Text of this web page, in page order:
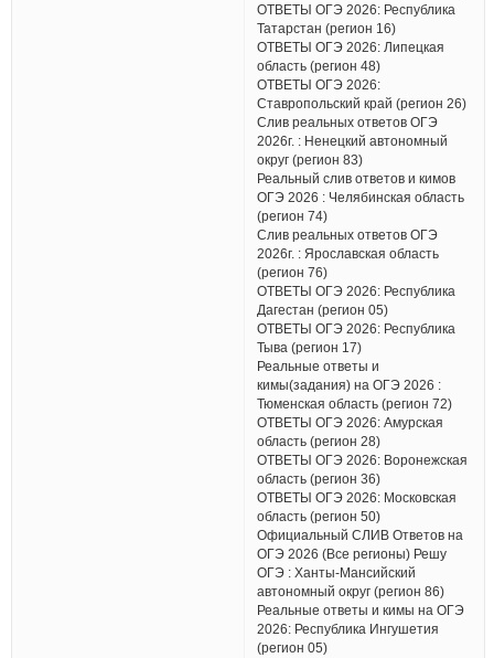
ОТВЕТЫ ОГЭ 2026: Республика
Татарстан (регион 16)
ОТВЕТЫ ОГЭ 2026: Липецкая
область (регион 48)
ОТВЕТЫ ОГЭ 2026:
Ставропольский край (регион 26)
Слив реальных ответов ОГЭ
2026г. : Ненецкий автономный
округ (регион 83)
Реальный слив ответов и кимов
ОГЭ 2026 : Челябинская область
(регион 74)
Слив реальных ответов ОГЭ
2026г. : Ярославская область
(регион 76)
ОТВЕТЫ ОГЭ 2026: Республика
Дагестан (регион 05)
ОТВЕТЫ ОГЭ 2026: Республика
Тыва (регион 17)
Реальные ответы и
кимы(задания) на ОГЭ 2026 :
Тюменская область (регион 72)
ОТВЕТЫ ОГЭ 2026: Амурская
область (регион 28)
ОТВЕТЫ ОГЭ 2026: Воронежская
область (регион 36)
ОТВЕТЫ ОГЭ 2026: Московская
область (регион 50)
Официальный СЛИВ Ответов на
ОГЭ 2026 (Все регионы) Решу
ОГЭ : Ханты-Мансийский
автономный округ (регион 86)
Реальные ответы и кимы на ОГЭ
2026: Республика Ингушетия
(регион 05)